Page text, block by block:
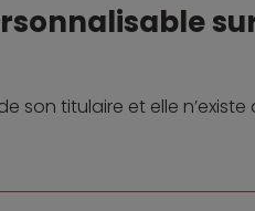
son titulaire et elle n’existe